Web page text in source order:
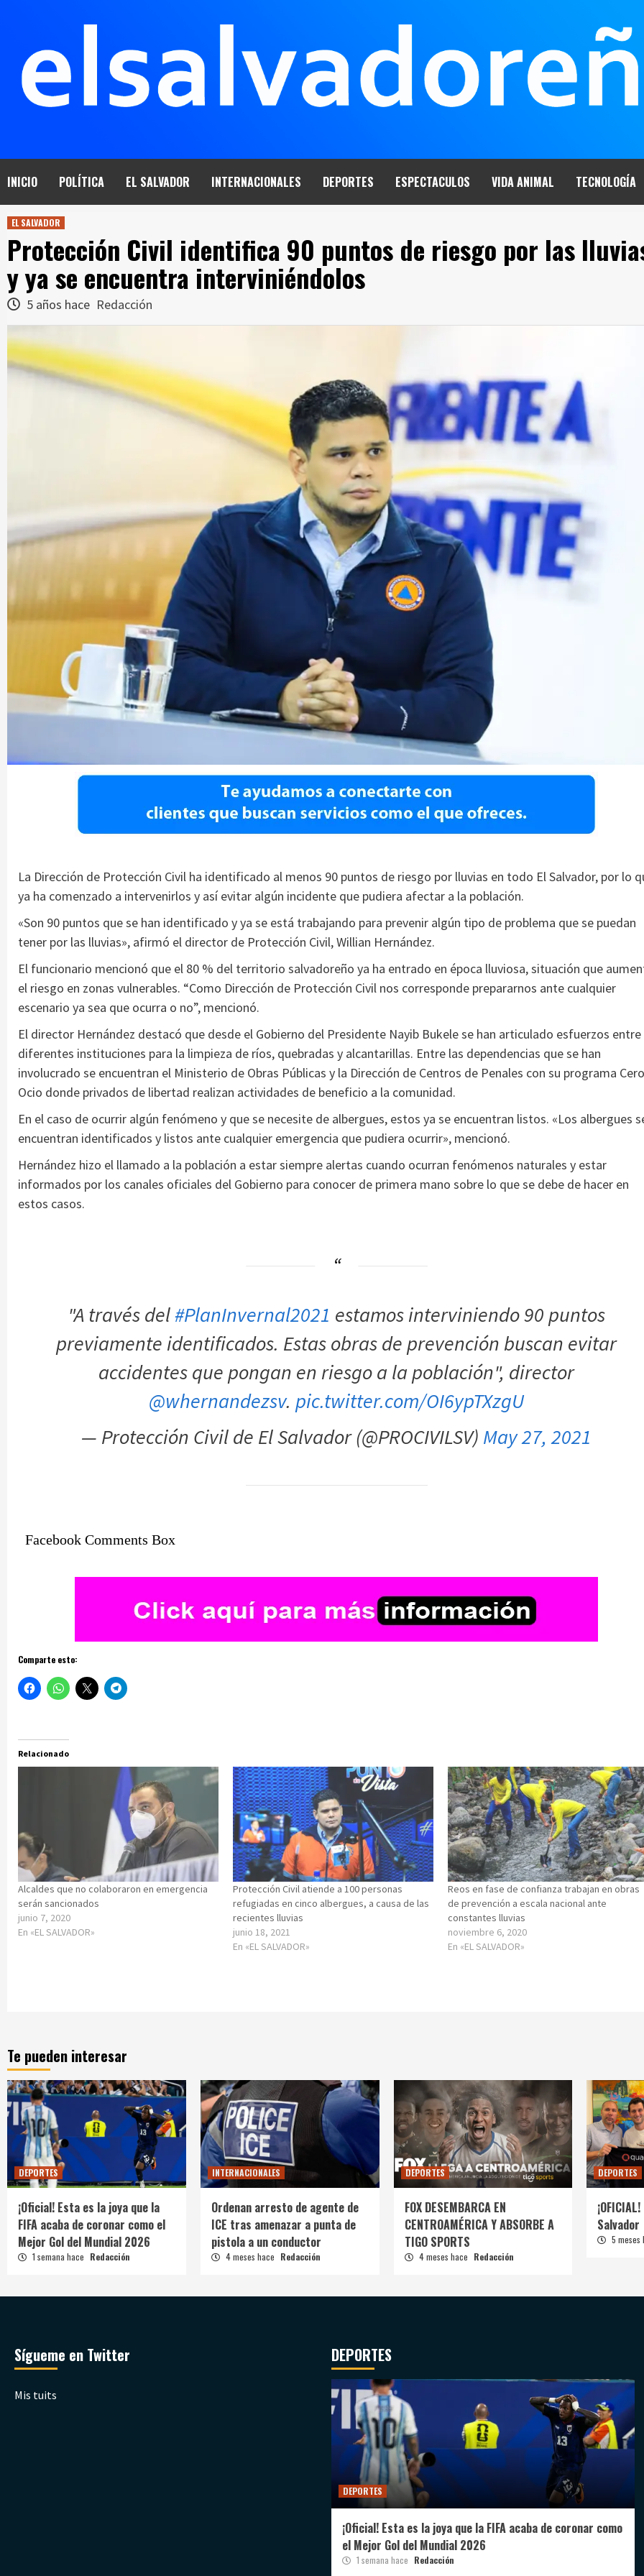
INICIO POLÍTICA EL SALVADOR INTERNACIONALES DEPORTES ESPECTACULOS VIDA ANIMAL TECNOLOGÍA
EL SALVADOR
Protección Civil identifica 90 puntos de riesgo por las
y ya se encuentra interviniéndolos
5 años hace Redacción
La Dirección de Protección Civil ha identificado al menos 90 puntos de riesgo por lluvias en todo El Salvador, por lo
ya ha comenzado a intervenirlos y así evitar algún incidente que pudiera afectar a la población.
«Son 90 puntos que se han identificado y ya se está trabajando para prevenir algún tipo de problema que se puedan
tener por las lluvias», afirmó el director de Protección Civil, Willian Hernández.
El funcionario mencionó que el 80 % del territorio salvadoreño ya ha entrado en época lluviosa, situación que
el riesgo en zonas vulnerables. “Como Dirección de Protección Civil nos corresponde prepararnos ante cualquier
escenario ya sea que ocurra o no”, mencionó.
El director Hernández destacó que desde el Gobierno del Presidente Nayib Bukele se han articulado esfuerzos entre
diferentes instituciones para la limpieza de ríos, quebradas y alcantarillas. Entre las dependencias que se han
involucrado se encuentran el Ministerio de Obras Públicas y la Dirección de Centros de Penales con su programa Cero
Ocio donde privados de libertad realizan actividades de beneficio a la comunidad.
En el caso de ocurrir algún fenómeno y que se necesite de albergues, estos ya se encuentran listos. «Los albergues
encuentran identificados y listos ante cualquier emergencia que pudiera ocurrir», mencionó.
Hernández hizo el llamado a la población a estar siempre alertas cuando ocurran fenómenos naturales y estar
informados por los canales oficiales del Gobierno para conocer de primera mano sobre lo que se debe de hacer en
estos casos.
"A través del#PlanInvernal2021 estamos interviniendo 90 puntos
previamente identificados. Estas obras de prevención buscan evitar
accidentes que pongan en riesgo a la población", director
@whernandezsv. pic.twitter.com/OI6ypTXzgU
— Protección Civil de El Salvador (@PROCIVILSV) May 27, 2021
Facebook Comments Box
Comparte esto:
Relacionado
Alcaldes que no colaboraron en emergencia
serán sancionados
junio 7, 2020
En «EL SALVADOR»
Protección Civil atiende a 100 personas
refugiadas en cinco albergues, a causa de las
recientes lluvias
junio 18, 2021
En «EL SALVADOR»
Reos en fase de confianza trabajan en obras
de prevención a escala nacional ante
constantes lluvias
noviembre 6, 2020
En «EL SALVADOR»
Te pueden interesar
DEPORTES
¡Oficial! Esta es la joya que la
FIFA acaba de coronar como el
Mejor Gol del Mundial 2026
1 semana hace Redacción
INTERNACIONALES
Ordenan arresto de agente de
ICE tras amenazar a punta de
pistola a un conductor
4 meses hace Redacción
DEPORTES
FOX DESEMBARCA EN
CENTROAMÉRICA Y ABSORBE A
TIGO SPORTS
4 meses hace Redacción
DEPORTES
Salvador
5
Sígueme en Twitter
Mis tuits
DEPORTES
DEPORTES
¡Oficial! Esta es la joya que la FIFA acaba de coronar como
el Mejor Gol del Mundial 2026
1 semana hace Redacción